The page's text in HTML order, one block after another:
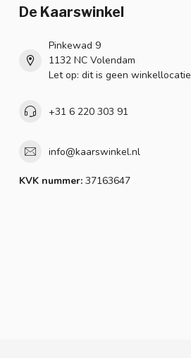
De Kaarswinkel
Pinkewad 9
1132 NC Volendam
Let op: dit is geen winkellocatie
+31 6 220 303 91
info@kaarswinkel.nl
KVK nummer: 37163647